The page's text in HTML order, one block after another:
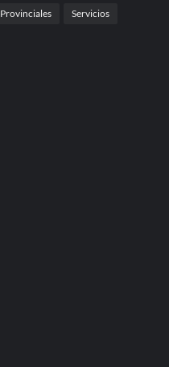
Provinciales Servicios